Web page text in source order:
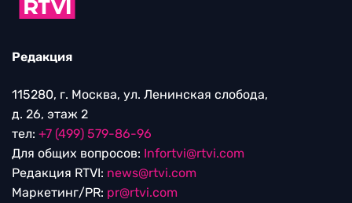
Редакция
115280, г. Москва, ул. Ленинская слобода,
д. 26, этаж 2
тел: +7 (499) 579-86-96
Для общих вопросов: Infortvi@rtvi.com
Редакция RTVI: news@rtvi.com
Маркетинг/PR: pr@rtvi.com